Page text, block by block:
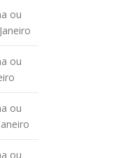
ou
ou
ou
ou